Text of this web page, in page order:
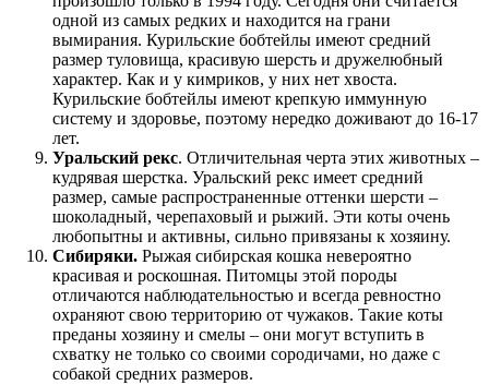
одной из самых редких и находится на грани
вымирания. Курильские бобтейлы имеют средний
размер туловища, красивую шерсть и дружелюбный
характер. Как и у кимриков, у них нет хвоста.
Курильские бобтейлы имеют крепкую иммунную
систему и здоровье, поэтому нередко доживают до 16-17
лет.
Уральский рекс. Отличительная черта этих животных –
кудрявая шерстка. Уральский рекс имеет средний
размер, самые распространенные оттенки шерсти –
шоколадный, черепаховый и рыжий. Эти коты очень
любопытны и активны, сильно привязаны к хозяину.
Сибиряки. Рыжая сибирская кошка невероятно
красивая и роскошная. Питомцы этой породы
отличаются наблюдательностью и всегда ревностно
охраняют свою территорию от чужаков. Такие коты
преданы хозяину и смелы – они могут вступить в
схватку не только со своими сородичами, но даже с
собакой средних размеров.